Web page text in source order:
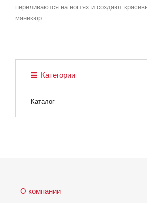
переливаются на ногтях и создают
маникюр.
Категории
Каталог
О компании